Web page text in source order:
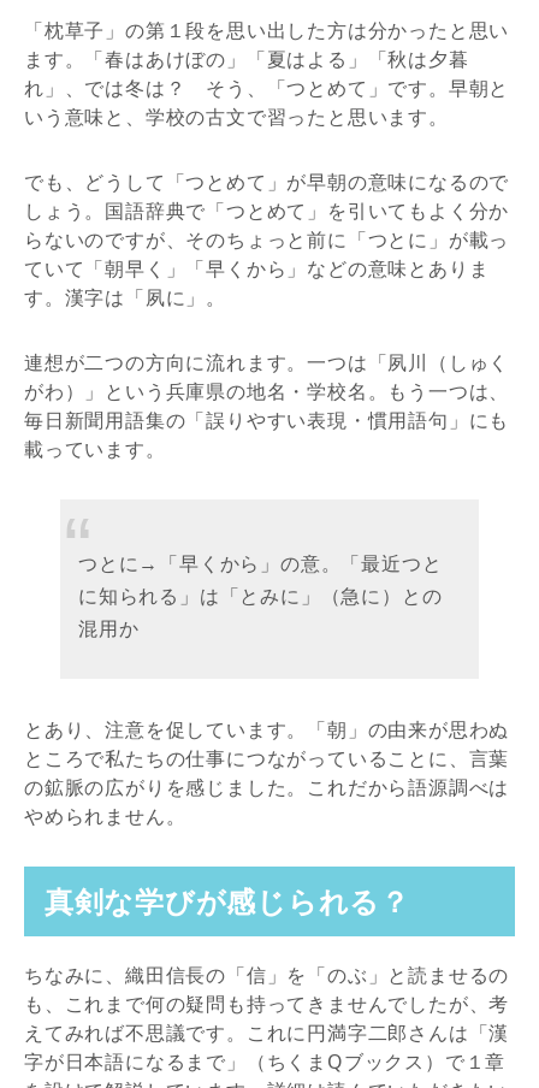
「枕草子」の第１段を思い出した方は分かったと思い
ます。「春はあけぼの」「夏はよる」「秋は夕暮
れ」、では冬は？ そう、「つとめて」です。早朝と
いう意味と、学校の古文で習ったと思います。
でも、どうして「つとめて」が早朝の意味になるので
しょう。国語辞典で「つとめて」を引いてもよく分か
らないのですが、そのちょっと前に「つとに」が載っ
ていて「朝早く」「早くから」などの意味とありま
す。漢字は「夙に」。
連想が二つの方向に流れます。一つは「夙川（しゅく
がわ）」という兵庫県の地名・学校名。もう一つは、
毎日新聞用語集の「誤りやすい表現・慣用語句」にも
載っています。
つとに→「早くから」の意。「最近つと
に知られる」は「とみに」（急に）との
混用か
とあり、注意を促しています。「朝」の由来が思わぬ
ところで私たちの仕事につながっていることに、言葉
の鉱脈の広がりを感じました。これだから語源調べは
やめられません。
真剣な学びが感じられる？
ちなみに、織田信長の「信」を「のぶ」と読ませるの
も、これまで何の疑問も持ってきませんでしたが、考
えてみれば不思議です。これに円満字二郎さんは「漢
字が日本語になるまで」（ちくまQブックス）で１章